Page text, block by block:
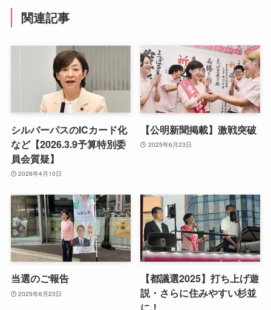
関連記事
シルバーパスのICカード化
など【2026.3.9予算特別委
員会質疑】
2026年4月10日
【公明新聞掲載】激戦突破
2025年6月23日
当選のご報告
2025年6月23日
【都議選2025】打ち上げ遊
説・さらに住みやすい杉並